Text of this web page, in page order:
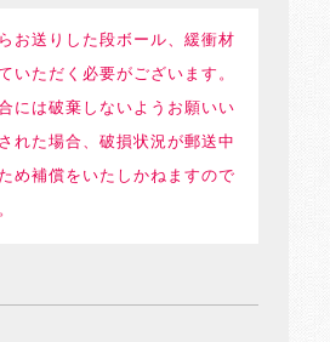
お送りした段ボール、緩衝材
いただく必要がございます。
には破棄しないようお願いい
れた場合、破損状況が郵送中
め補償をいたしかねますので